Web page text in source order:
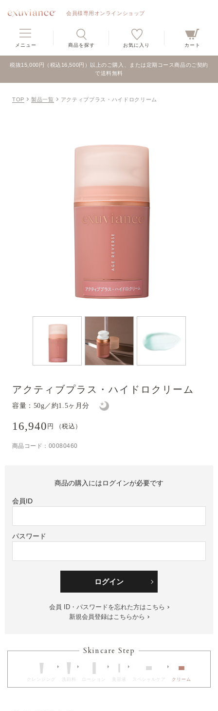
会員様専用オンラインショップ
メニュー 商品を探す お気に入り カート
税抜15,000円（税込16,500円）以上のご購入、または定期コース商品のご契約
で送料無料
TOP 製品一覧 アクティブプラス・ハイドロクリーム
アクティブプラス・ハイドロクリーム
容量：50g／約1.5ヶ月分
16,940 円 （税込）
商品コード：00080460
商品の購入にはログインが必要です
会員ID
パスワード
ログイン
会員 ID・パスワードを忘れた方はこちら
新規会員登録はこちらから
Skincare Step
クレンジング 洗顔料 ローション 美容液 スペシャルケア クリーム